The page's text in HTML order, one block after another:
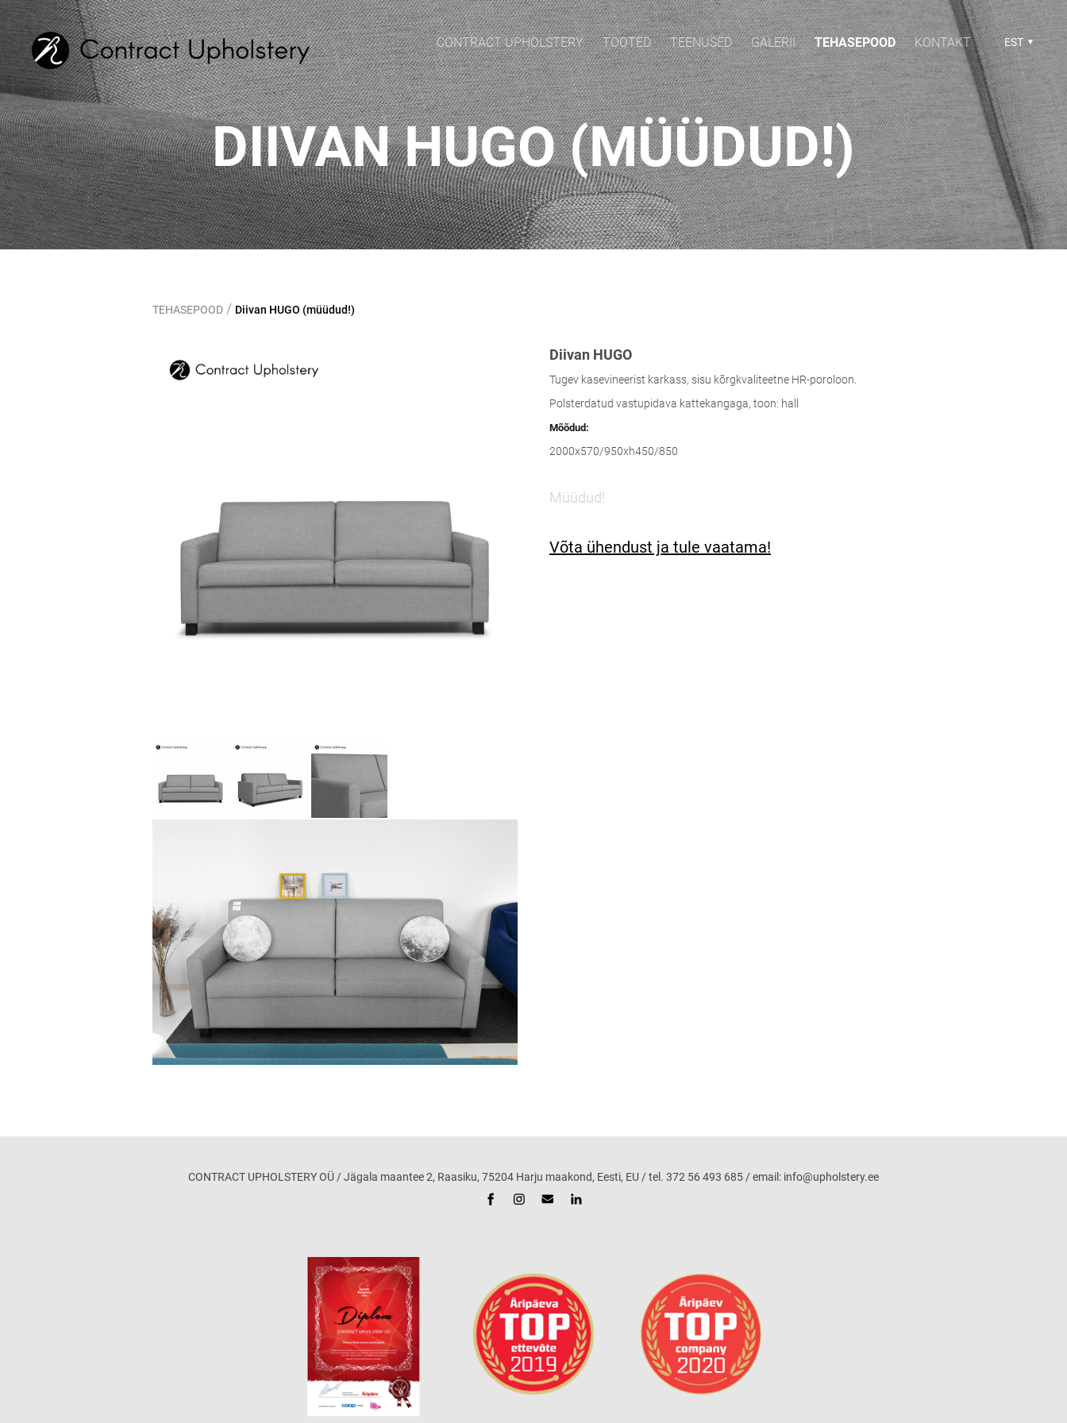
CONTRACT UPHOLSTERY TOOTED TEENUSED GALERII TEHASEPOOD KONTAKT EST
DIIVAN HUGO (MÜÜDUD!)
TEHASEPOOD / Diivan HUGO (müüdud!)
Diivan HUGO
Tugev kasevineerist karkass, sisu kõrgkvaliteetne HR-poroloon.
Polsterdatud vastupidava kattekangaga, toon: hall
Mõõdud:
2000x570/950xh450/850
Müüdud!
Võta ühendust ja tule vaatama!
CONTRACT UPHOLSTERY OÜ / Jägala maantee 2, Raasiku, 75204 Harju maakond, Eesti, EU / tel. 372 56 493 685 / email: info@upholstery.ee